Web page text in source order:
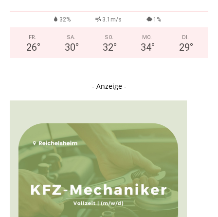
32% 3.1m/s 1%
FR.
26°
SA.
30°
SO.
32°
MO.
34°
DI.
29°
- Anzeige -